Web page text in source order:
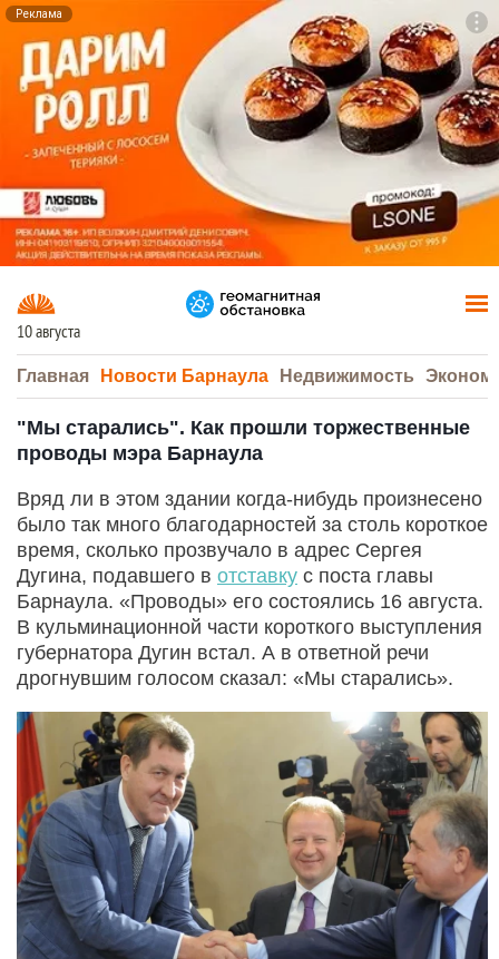
Реклама
10 августа
Главная Новости Барнаула Недвижимость
"Мы старались". Как прошли торжественные
проводы мэра Барнаула
Вряд ли в этом здании когда-нибудь произнесено
было так много благодарностей за столь короткое
время, сколько прозвучало в адрес Сергея
Дугина, подавшего в отставку с поста главы
Барнаула. «Проводы» его состоялись 16 августа.
В кульминационной части короткого выступления
губернатора Дугин встал. А в ответной речи
дрогнувшим голосом сказал: «Мы старались».